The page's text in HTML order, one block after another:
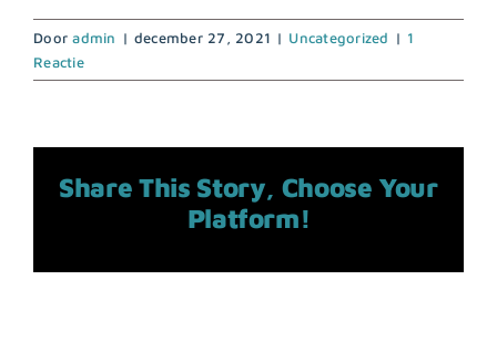
Dooradmin | december 27, 2021 | Uncategorized | 1
Reactie
Share This Story, Choose Your
Platform!